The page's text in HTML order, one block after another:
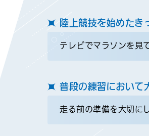
陸上競技を始めたき
テレビでマラソンを見
普段の練習において
走る前の準備を大切に